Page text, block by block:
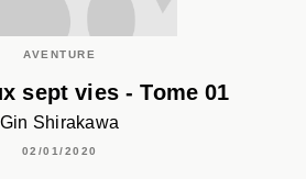
AVENTURE
sept vies - Tome 01
Gin Shirakawa
02/01/2020